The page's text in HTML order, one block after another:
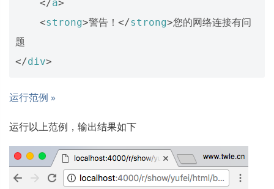
</a>
<strong>警告！ </strong>您的网络连接有问
</div>
运行范例 »
运行以上范例，输出结果如下